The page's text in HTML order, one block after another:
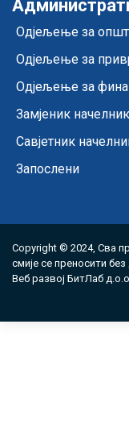
Одјељење за
Одјељење за
Одјељење за
Замјеник
Савјетник
Запослени
Copyright © 2024, Сва
смије се преносити
Веб развој БитЛаб